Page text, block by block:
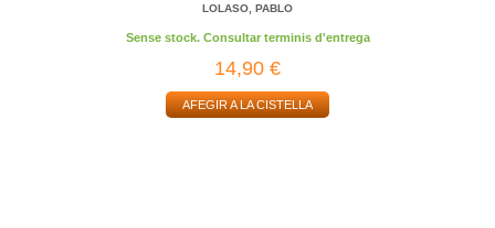
LOLASO, PABLO
Sense stock. Consultar terminis d'entrega
14,90 €
AFEGIR A LA CISTELLA